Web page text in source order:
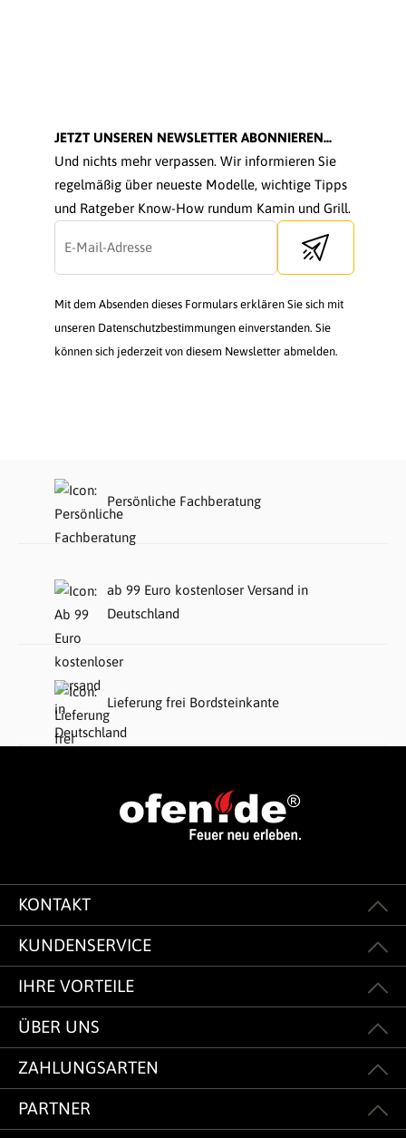
JETZT UNSEREN NEWSLETTER ABONNIEREN...
Und nichts mehr verpassen. Wir informieren Sie
regelmäßig über neueste Modelle, wichtige Tipps
und Ratgeber Know-How rundum Kamin und Grill.
Send newsletter
Mit dem Absenden dieses Formulars erklären Sie sich mit
unseren Datenschutzbestimmungen einverstanden. Sie
können sich jederzeit von diesem Newsletter abmelden.
Persönliche Fachberatung
ab 99 Euro kostenloser Versand in
Deutschland
Lieferung frei Bordsteinkante
KONTAKT
KUNDENSERVICE
IHRE VORTEILE
ÜBER UNS
ZAHLUNGSARTEN
PARTNER